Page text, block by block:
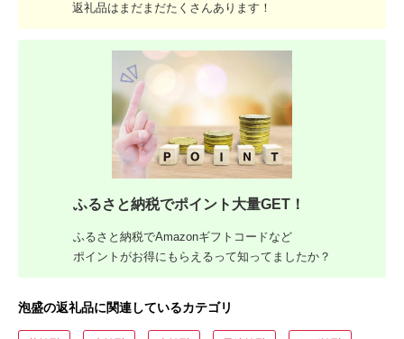
返礼品はまだまだたくさんあります！
ふるさと納税でポイント大量GET！
ふるさと納税でAmazonギフトコードなど
ポイントがお得にもらえるって知ってましたか？
泡盛の返礼品に関連しているカテゴリ